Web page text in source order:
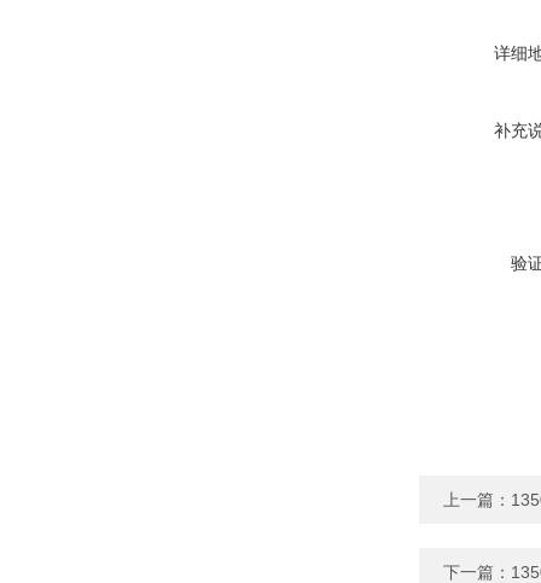
详细
补充
验
上一篇：
下一篇：